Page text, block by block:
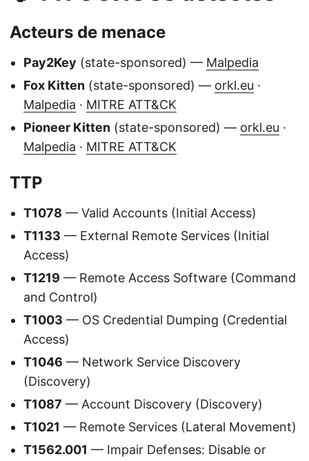
Acteurs de menace
Pay2Key (state-sponsored) — Malpedia
Fox Kitten (state-sponsored) — orkl.eu ·
Malpedia · MITRE ATT&CK
Pioneer Kitten (state-sponsored) — orkl.eu ·
Malpedia · MITRE ATT&CK
TTP
T1078 — Valid Accounts (Initial Access)
T1133 — External Remote Services (Initial
Access)
T1219 — Remote Access Software (Command
and Control)
T1003 — OS Credential Dumping (Credential
Access)
T1046 — Network Service Discovery
(Discovery)
T1087 — Account Discovery (Discovery)
T1021 — Remote Services (Lateral Movement)
T1562.001 — Impair Defenses: Disable or